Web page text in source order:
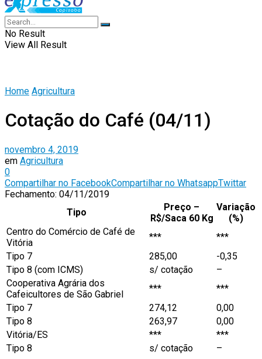
No Result
View All Result
Home Agricultura
Cotação do Café (04/11)
novembro 4, 2019
em Agricultura
0
Compartilhar no FacebookCompartilhar no WhatsappTwittar
Fechamento: 04/11/2019
Tipo
Preço –
R$/Saca 60 Kg
Variação
(%)
Centro do Comércio de Café de
Vitória
***
***
Tipo 7
285,00
-0,35
Tipo 8 (com ICMS)
s/ cotação
–
Cooperativa Agrária dos
Cafeicultores de São Gabriel
***
***
Tipo 7
274,12
0,00
Tipo 8
263,97
0,00
Vitória/ES
***
***
Tipo 8
s/ cotação
–